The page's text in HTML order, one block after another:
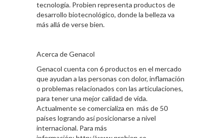
tecnología. Probien representa productos de
desarrollo biotecnológico, donde la belleza va
más allá de verse bien.
Acerca de Genacol
Genacol cuenta con 6 productos en el mercado
que ayudan a las personas con dolor, inflamación
o problemas relacionados con las articulaciones,
para tener una mejor calidad de vida.
Actualmente se comercializa en más de 50
países logrando así posicionarse a nivel
internacional. Para más